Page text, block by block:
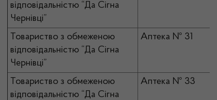
відповідальністю “Да Сігна
Чернівці”
Товариство з обмеженою
відповідальністю “Да Сігна
Чернівці”
Аптека № 31
Товариство з обмеженою
відповідальністю “Да Сігна
Аптека № 33